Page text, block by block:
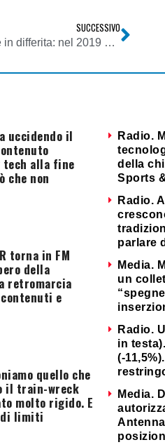
SUCCESSIVO
Tv on demand. In crescita la visione in differita: nel 2019 è stata pari al triplo rispetto al 2012
uccidendo il
alla fine
che non
torna in FM
della
retromarcia
e
quello che
il train-wreck
molto rigido. E
limiti
Radio.
della
Sports
Radio.
parlare
Media.
un
Radio.
in
(-
Media.